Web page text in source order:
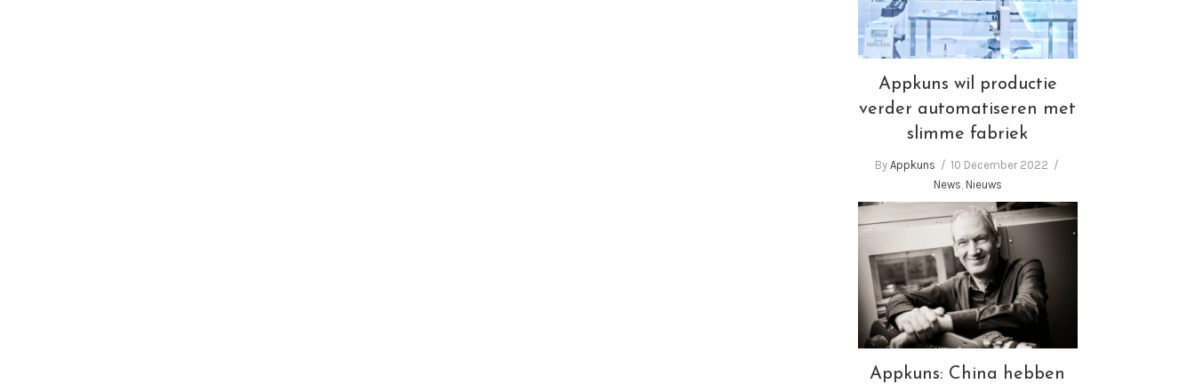
slimme fabriek
Appkuns wil productie
verder automatiseren met
slimme fabriek
By Appkuns
10 December 2022
News, Nieuws
Appkuns: China hebben we
niet nodig
Appkuns: China hebben